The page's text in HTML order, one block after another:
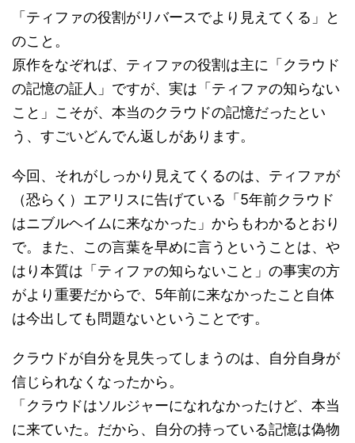
「ティファの役割がリバースでより見えてくる」と
のこと。
原作をなぞれば、ティファの役割は主に「クラウド
の記憶の証人」ですが、実は「ティファの知らない
こと」こそが、本当のクラウドの記憶だったとい
う、すごいどんでん返しがあります。
今回、それがしっかり見えてくるのは、ティファが
（恐らく）エアリスに告げている「5年前クラウド
はニブルヘイムに来なかった」からもわかるとおり
で。また、この言葉を早めに言うということは、や
はり本質は「ティファの知らないこと」の事実の方
がより重要だからで、5年前に来なかったこと自体
は今出しても問題ないということです。
クラウドが自分を見失ってしまうのは、自分自身が
信じられなくなったから。
「クラウドはソルジャーになれなかったけど、本当
に来ていた。だから、自分の持っている記憶は偽物